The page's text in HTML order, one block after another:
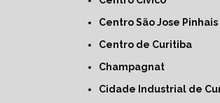
Centro São Jose Pinhais
Centro de Curitiba
Champagnat
Cidade Industrial de